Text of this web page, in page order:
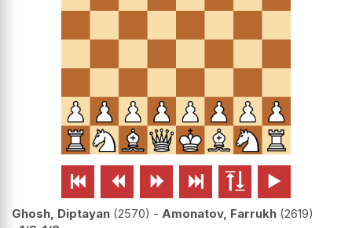
     
Ghosh, Diptayan 2570 - Amonatov, Farrukh 2619